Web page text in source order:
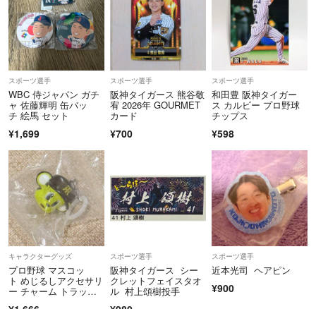
＊発送時におきた破損、紛失は責任を負いかねますのでご了承下さい。
出来るだけ早めの発送を心がけております。
万が一遅れる場合は必ずご連絡致します。
最後まで気持ちの良い取引が出来ることをお願いします☆
スポーツ選手
WBC 侍ジャパン ガチ
ャ 佐藤輝明 缶バッ
チ 絵馬 セット
¥1,699
スポーツ選手
阪神タイガース 熊谷敬
宥 2026年 GOURMET
カード
¥700
スポーツ選手
和田豊 阪神タイガー
ス カルビー プロ野球
チップス
¥598
キャラクターグッズ
プロ野球 マスコッ
ト めじるしアクセサリ
ー チャーム トラッキ
スポーツ選手
阪神タイガース シー
クレットフェイスタオ
ル 村上頌樹投手
スポーツ選手
近本光司 ヘアピン
¥900